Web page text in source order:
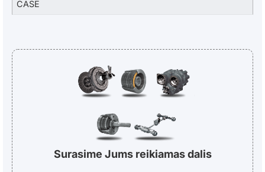
CASE
Surasime Jums reikiamas dalis